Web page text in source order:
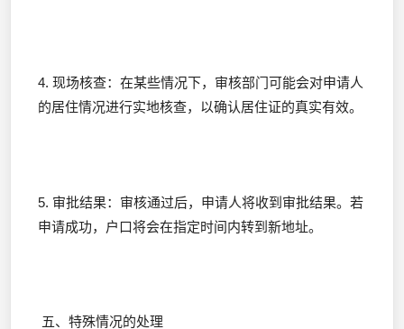
4. 现场核查：在某些情况下，审核部门可能会对申请人
的居住情况进行实地核查，以确认居住证的真实有效。
5. 审批结果：审核通过后，申请人将收到审批结果。若
申请成功，户口将会在指定时间内转到新地址。
五、特殊情况的处理